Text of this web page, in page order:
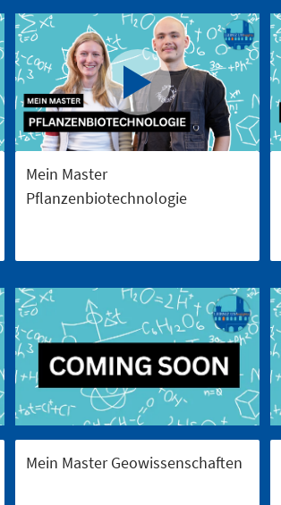
Mein Master
Pflanzenbiotechnologie
Mein Master Geowissenschaften